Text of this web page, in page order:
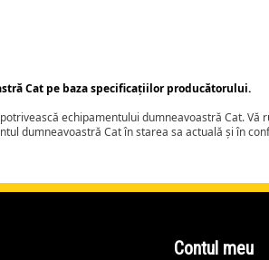
Cat pe baza specificațiilor producătorului.
echipamentului dumneavoastră Cat.
dumneavoastră Cat în starea sa actuală și în
Contul meu